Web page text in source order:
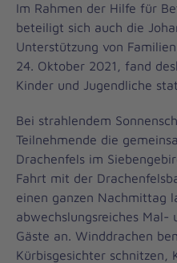
Im Rahmen der Hilfe für
beteiligt sich auch die
Unterstützung von
24. Oktober 2021, fand
Kinder und Jugendliche
Bei strahlendem
Teilnehmende die
Drachenfels im
Fahrt mit der
einen ganzen Nachmittag
abwechslungsreiches
Gäste an. Winddrachen
Kürbisgesichter schnitzen,